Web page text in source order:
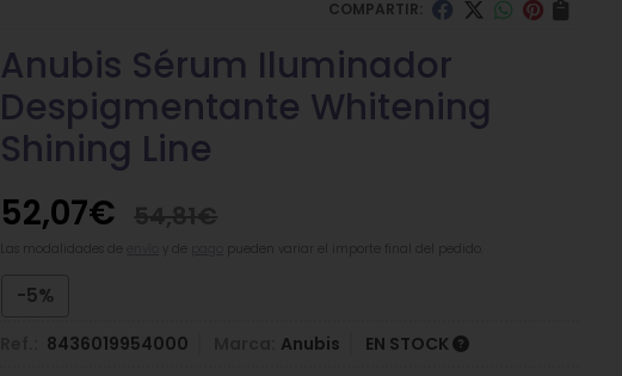
COMPARTIR:
Anubis Sérum Iluminador
Despigmentante Whitening
Shining Line
52,07€
pueden variar el importe final del pedido.
-5%
8436019954000 Anubis EN STOCK